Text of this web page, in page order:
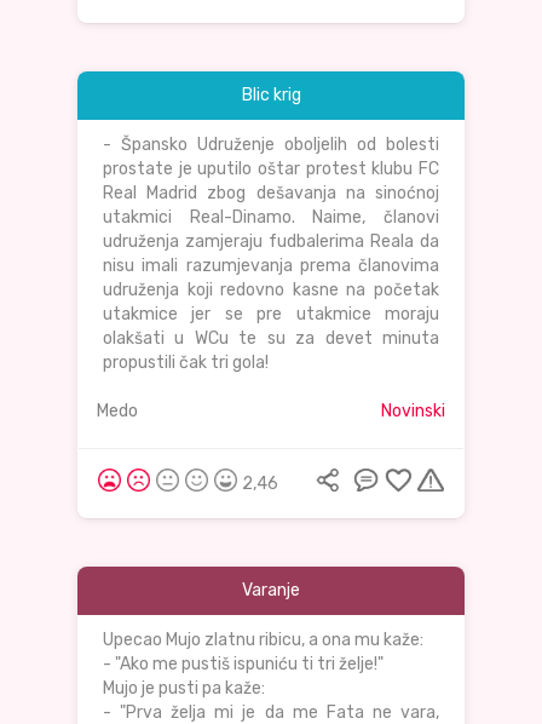
Blic krig
- Špansko Udruženje oboljelih od bolesti
prostate je uputilo oštar protest klubu FC
Real Madrid zbog dešavanja na sinoćnoj
utakmici Real-Dinamo. Naime, članovi
udruženja zamjeraju fudbalerima Reala da
nisu imali razumjevanja prema članovima
udruženja koji redovno kasne na početak
utakmice jer se pre utakmice moraju
olakšati u WCu te su za devet minuta
propustili čak tri gola!
Medo Novinski
2,46
Varanje
Upecao Mujo zlatnu ribicu, a ona mu kaže:
- "Ako me pustiš ispuniću ti tri želje!"
Mujo je pusti pa kaže:
- "Prva želja mi je da me Fata ne vara,